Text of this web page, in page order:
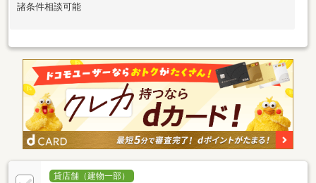
諸条件相談可能
貸店舗（建物一部）